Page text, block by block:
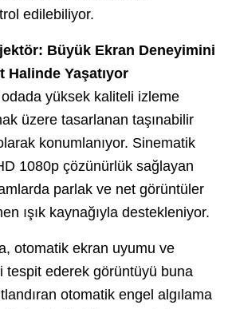
edilebiliyor.
Büyük Ekran Deneyimini
Halinde Yaşatıyor
yüksek kaliteli izleme
üzere tasarlanan taşınabilir
konumlanıyor. Sinematik
1080p çözünürlük sağlayan
parlak ve net görüntüler
ışık kaynağıyla destekleniyor.
otomatik ekran uyumu ve
tespit ederek görüntüyü buna
otomatik engel algılama